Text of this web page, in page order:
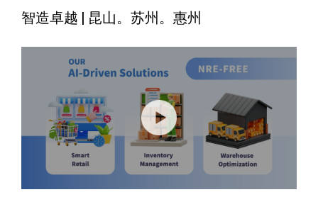
智造卓越 | 昆山。苏州。惠州